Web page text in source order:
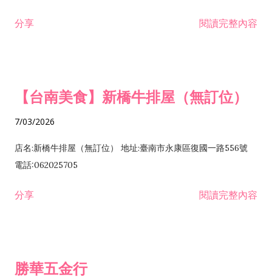
發業 H703090 不動產買賣業 H703100 不動產租賃業 I503010
分享 閱讀完整內容
【台南美食】新橋牛排屋（無訂位）
7/03/2026
店名:新橋牛排屋（無訂位） 地址:臺南市永康區復國一路556號
電話:062025705
分享 閱讀完整內容
勝華五金行